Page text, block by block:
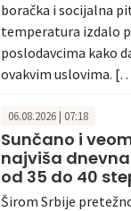
boračka i socijalna
temperatura izdalo
poslodavcima kako
ovakvim uslovima.
06.08.2026 | 07:18
Sunčano i
najviša
od 35 do 40
Širom Srbije